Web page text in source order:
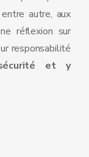
autre, aux
réflexion sur
responsabilité
et y